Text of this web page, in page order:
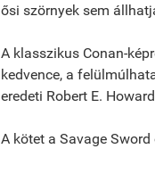
ősi szörnyek sem
A klasszikus Conan-
kedvence, a
eredeti Robert E.
A kötet a Savage